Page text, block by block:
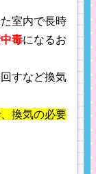
室内で長時
毒になるお
すなど換気
換気の必要